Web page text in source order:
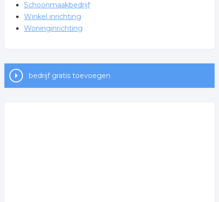
Schoonmaakbedrijf
Winkel inrichting
Woninginrichting
bedrijf gratis toevoegen